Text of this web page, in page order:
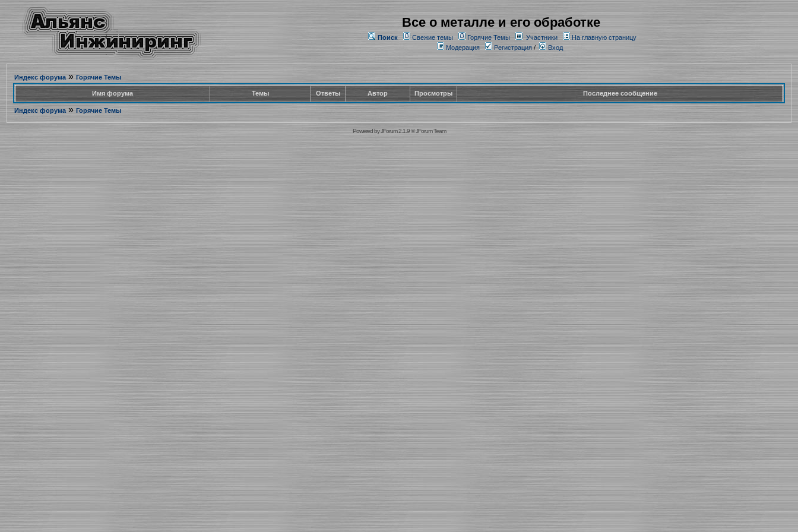
Все о металле и его обработке
Поиск Свежие темы Горячие Темы Участники
На главную страницу
Модерация
Регистрация/ Вход
Индекс форума» Горячие Темы
Имя форума Темы Ответы Автор Просмотры Последнее сообщение
Индекс форума» Горячие Темы
Powered byJForum 2.1.9©JForum Team